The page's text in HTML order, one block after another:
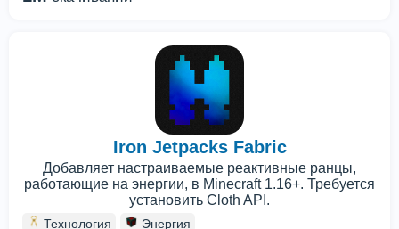
Iron Jetpacks Fabric
Добавляет настраиваемые реактивные ранцы,
работающие на энергии, в Minecraft 1.16+. Требуется
установить Cloth API.
Технология Энергия